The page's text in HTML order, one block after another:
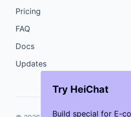
Try HeiChat
Build special for E-
Pricing
FAQ
Docs
Updates